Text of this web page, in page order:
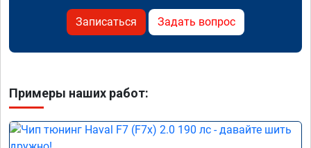
Записаться Задать вопрос
Примеры наших работ: